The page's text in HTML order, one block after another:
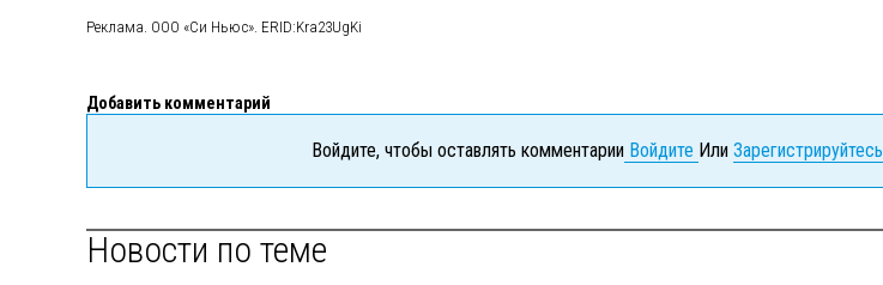
Реклама. ООО «Си Ньюс». ERID:Kra23UgKi
Добавить комментарий
Войдите, чтобы оставлять комментарии Войдите Или Зарегистрируйтесь
Новости по теме